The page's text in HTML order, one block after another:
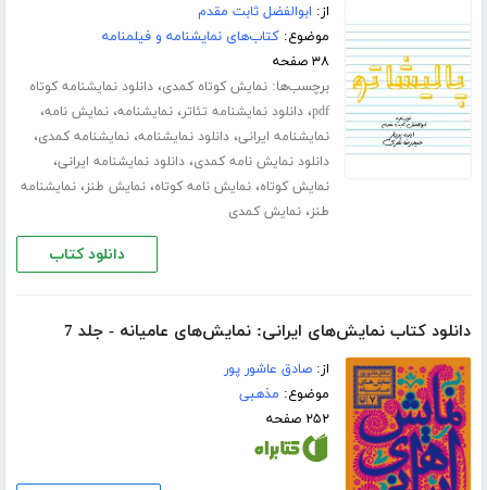
از: ابوالفضل ثابت مقدم
موضوع:کتاب‌های نمایشنامه و فیلمنامه
۳۸ صفحه
برچسب‌ها:نمایش کوتاه کمدی،دانلود نمایشنامه کوتاه
pdf،دانلود نمایشنامه تئاتر،نمایشنامه،نمایش نامه،
نمایشنامه ایرانی،دانلود نمایشنامه،نمایشنامه کمدی،
دانلود نمایش نامه کمدی،دانلود نمایشنامه ایرانی،
نمایش کوتاه،نمایش نامه کوتاه،نمایش طنز،نمایشنامه
طنز،نمایش کمدی
دانلود کتاب
دانلود کتاب نمایش‌های ایرانی: نمایش‌های عامیانه - جلد 7
از:صادق عاشور پور
موضوع: مذهبی
۲۵۲ صفحه